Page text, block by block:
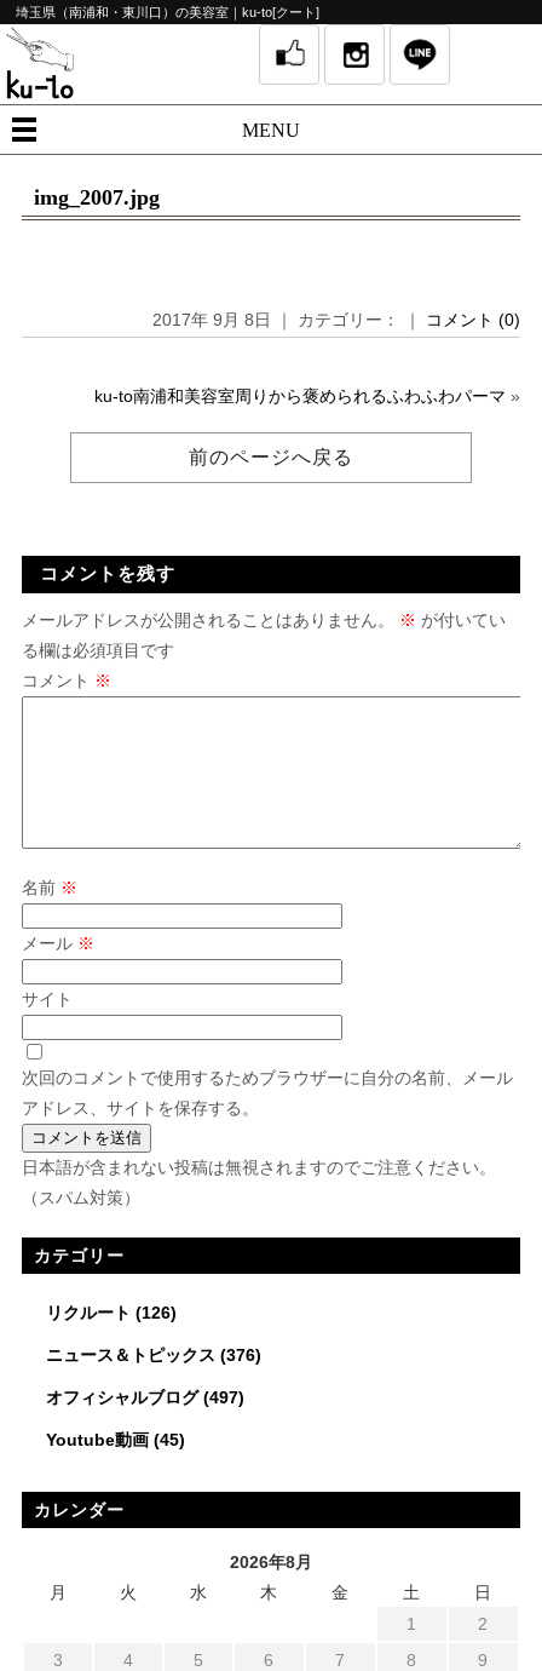
埼玉県（南浦和・東川口）の美容室｜ku-to[クート]
MENU
img_2007.jpg
2017年 9月 8日 ｜ カテゴリー： ｜ コメント (0)
ku-to南浦和美容室周りから褒められるふわふわパーマ »
前のページへ戻る
コメントを残す
メールアドレスが公開されることはありません。 ※ が付いてい
る欄は必須項目です
コメント ※
名前 ※
メール ※
サイト
次回のコメントで使用するためブラウザーに自分の名前、メール
アドレス、サイトを保存する。
日本語が含まれない投稿は無視されますのでご注意ください。
（スパム対策）
カテゴリー
リクルート (126)
ニュース＆トピックス (376)
オフィシャルブログ(497)
Youtube動画(45)
カレンダー
2026年8月
月
火 水 木 金 土
日
1
2
3
4 5 6 7 8
9